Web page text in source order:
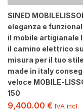
SINED
eleganza e
il mobile artigianale
il camino elettrico su
misura per il tuo
made in italy
veloce MOBILE-
150
9,400.00 € IVA incl.